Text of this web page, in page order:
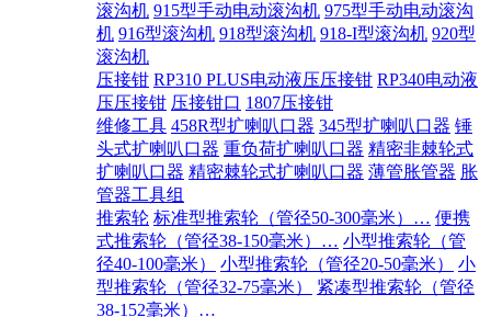
滚沟机 915型手动电动滚沟机 975型手动电动滚沟
机 916型滚沟机 918型滚沟机 918-I型滚沟机 920型
滚沟机
压接钳 RP310 PLUS电动液压压接钳 RP340电动液
压压接钳 压接钳口 1807压接钳
维修工具 458R型扩喇叭口器 345型扩喇叭口器 锤
头式扩喇叭口器 重负荷扩喇叭口器 精密非棘轮式
扩喇叭口器 精密棘轮式扩喇叭口器 薄管胀管器 胀
管器工具组
推索轮 标准型推索轮（管径50-300毫米）… 便携
式推索轮（管径38-150毫米）… 小型推索轮（管
径40-100毫米）
小型推索轮（管径20-50毫米）
小
型推索轮（管径32-75毫米）
紧凑型推索轮（管径
38-152毫米）…